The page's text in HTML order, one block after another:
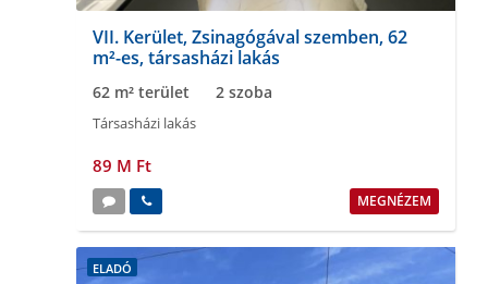
VII. Kerület, Zsinagógával szemben, 62
m²-es, társasházi lakás
62 m² terület 2 szoba
Társasházi lakás
89 M Ft
MEGNÉZEM
ELADÓ